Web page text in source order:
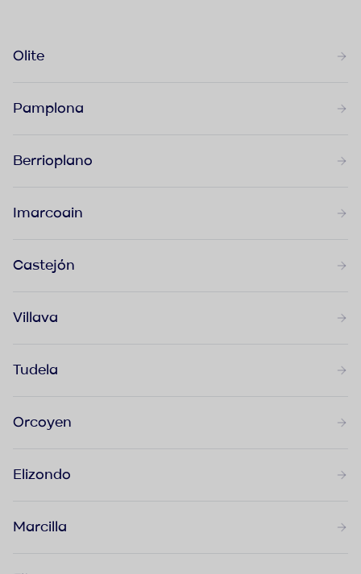
Olite
Pamplona
Berrioplano
Imarcoain
Castejón
Villava
Tudela
Orcoyen
Elizondo
Marcilla